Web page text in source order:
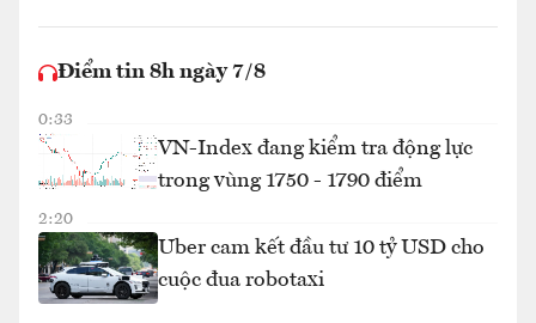
Điểm tin 8h ngày 7/8
0:33
VN-Index đang kiểm tra động lực
trong vùng 1750 - 1790 điểm
2:20
Uber cam kết đầu tư 10 tỷ USD cho
cuộc đua robotaxi